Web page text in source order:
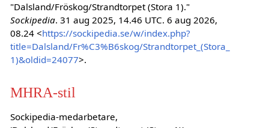
"Dalsland/Fröskog/Strandtorpet (Stora 1)."
Sockipedia. 31 aug 2025, 14.46 UTC. 6 aug 2026,
08.24 <https://sockipedia.se/w/index.php?
title=Dalsland/Fr%C3%B6skog/Strandtorpet_(Stora_
1)&oldid=24077>.
MHRA-stil
Sockipedia-medarbetare,